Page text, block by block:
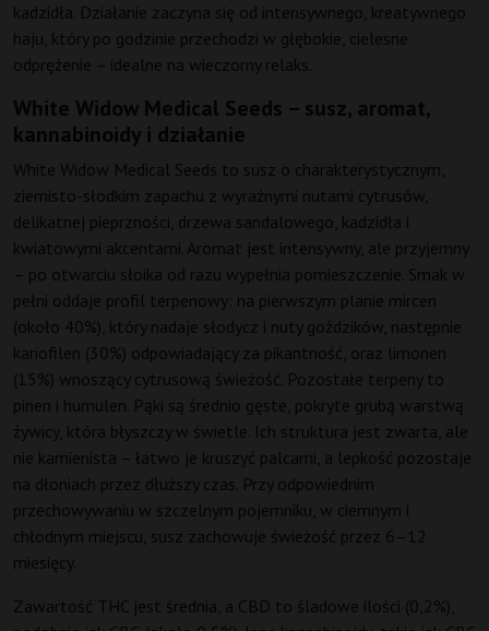
kadzidła. Działanie zaczyna się od intensywnego, kreatywnego
haju, który po godzinie przechodzi w głębokie, cielesne
odprężenie – idealne na wieczorny relaks.
White Widow Medical Seeds – susz, aromat,
kannabinoidy i działanie
White Widow Medical Seeds to susz o charakterystycznym,
ziemisto-słodkim zapachu z wyraźnymi nutami cytrusów,
delikatnej pieprzności, drzewa sandalowego, kadzidła i
kwiatowymi akcentami. Aromat jest intensywny, ale przyjemny
– po otwarciu słoika od razu wypełnia pomieszczenie. Smak w
pełni oddaje profil terpenowy: na pierwszym planie mircen
(około 40%), który nadaje słodycz i nuty goździków, następnie
kariofilen (30%) odpowiadający za pikantność, oraz limonen
(15%) wnoszący cytrusową świeżość. Pozostałe terpeny to
pinen i humulen. Pąki są średnio gęste, pokryte grubą warstwą
żywicy, która błyszczy w świetle. Ich struktura jest zwarta, ale
nie kamienista – łatwo je kruszyć palcami, a lepkość pozostaje
na dłoniach przez dłuższy czas. Przy odpowiednim
przechowywaniu w szczelnym pojemniku, w ciemnym i
chłodnym miejscu, susz zachowuje świeżość przez 6–12
miesięcy.
Zawartość THC jest średnia, a CBD to śladowe ilości (0,2%),